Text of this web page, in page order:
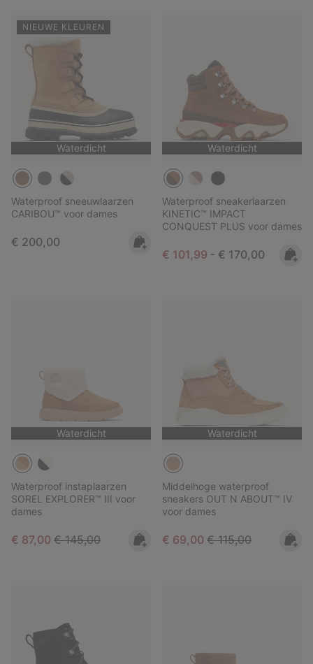
NIEUWE KLEUREN
Waterdicht
Waterproof sneeuwlaarzen
CARIBOU™ voor dames
Regular price:
€ 200,00
Waterdicht
Waterproof sneakerlaarzen
KINETIC™ IMPACT
CONQUEST PLUS voor dames
Minimum sale price:
€ 101,99 - Maximum price:
€ 170,00
Waterdicht
Waterproof instaplaarzen
SOREL EXPLORER™ III voor
dames
Sale price:
€ 87,00 Regular price:
€ 145,00
Waterdicht
Middelhoge waterproof
sneakers OUT N ABOUT™ IV
voor dames
Sale price:
€ 69,00 Regular price:
€ 115,00